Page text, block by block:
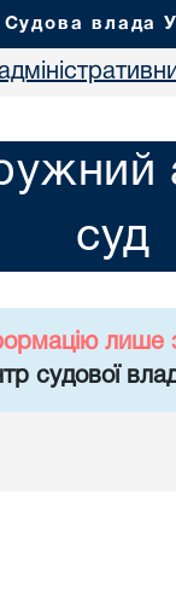
Судова влада
суд
лише
судової